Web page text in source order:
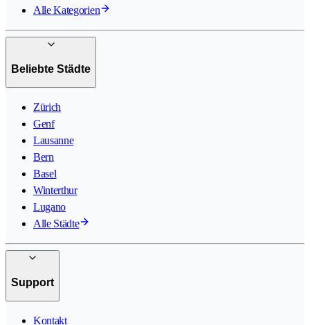
Alle Kategorien
Beliebte Städte
Zürich
Genf
Lausanne
Bern
Basel
Winterthur
Lugano
Alle Städte
Support
Kontakt